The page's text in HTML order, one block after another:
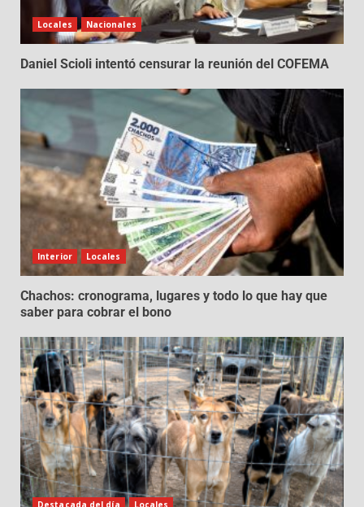
Locales Nacionales
Daniel Scioli intentó censurar la reunión del COFEMA
Interior Locales
Chachos: cronograma, lugares y todo lo que hay que
saber para cobrar el bono